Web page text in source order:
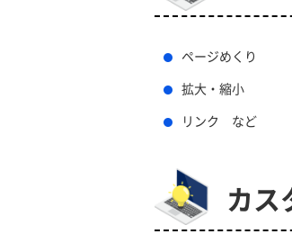
ページめくり
拡大・縮小
リンク など
カス